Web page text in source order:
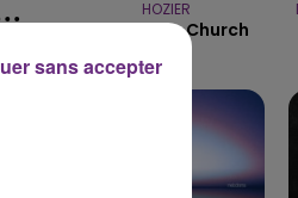
14h00 - 15h00
LA RADIO POP
HOZIER
Take Me To Church
sans accepter